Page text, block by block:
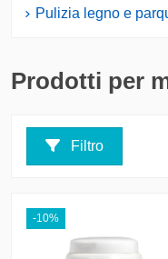
Prodotti per
Filtro
-10%
Pulizia legno e